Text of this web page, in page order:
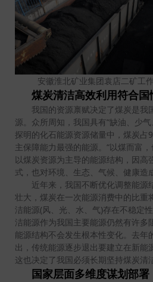
安徽淮北矿业集团袁店二矿工
煤炭清洁高效利用符合国
我国的资源禀赋决定了煤炭是我
源。众所周知，我国具有“缺油、少
探明的化石能源资源储量中，煤炭占
主保障能力最强的能源。“以煤而富
以煤炭资源为主导的能源结构，因高
式，也对环境、生态、气候、健康造
近年来，我国不断优化调整能源
壮大，煤炭在一次能源消费中的比重
洁能源(风、光、水、气)存在不稳定
洁能源作为我国主要能源仍然有许多
能源结构不会发生根本性变化。去年
出，传统能源逐步退出要建立在新能
这也决定了我国必须长期坚持煤炭清
国家层面多维度谋划部署